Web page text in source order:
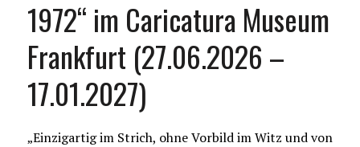
1972“ im Caricatura Museum
Frankfurt (27.06.2026 –
17.01.2027)
„Einzigartig im Strich, ohne Vorbild im Witz und von